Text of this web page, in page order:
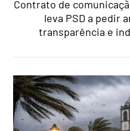
Contrato de
leva PSD a pedir
transparência e